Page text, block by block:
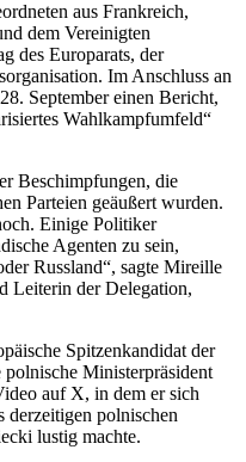
aus Frankreich,
dem Vereinigten
des Europarats, der
Im Anschluss an
September einen Bericht,
Wahlkampfumfeld“
Beschimpfungen, die
Parteien geäußert wurden.
Einige Politiker
Agenten zu sein,
Russland“, sagte Mireille
Leiterin der Delegation,
Spitzenkandidat der
Ministerpräsident
auf X, in dem er sich
derzeitigen polnischen
lustig machte.